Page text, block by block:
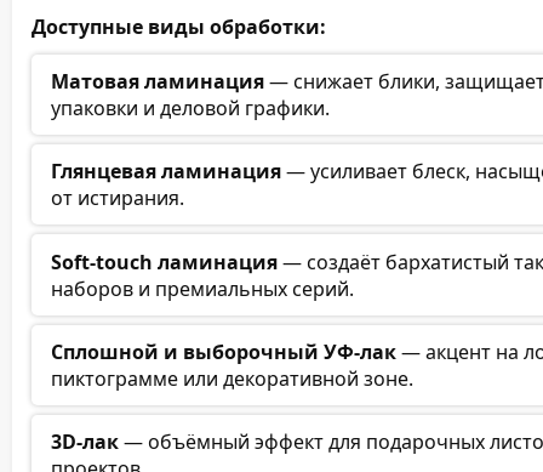
Доступные виды обработки:
Матовая ламинация— снижает блики,
упаковки и деловой графики.
Глянцевая ламинация— усиливает блеск,
от истирания.
Soft-touch ламинация— создаёт бархатистый
наборов и премиальных серий.
Сплошной и выборочный УФ-лак— акцент на
пиктограмме или декоративной зоне.
3D-лак— объёмный эффект для подарочных